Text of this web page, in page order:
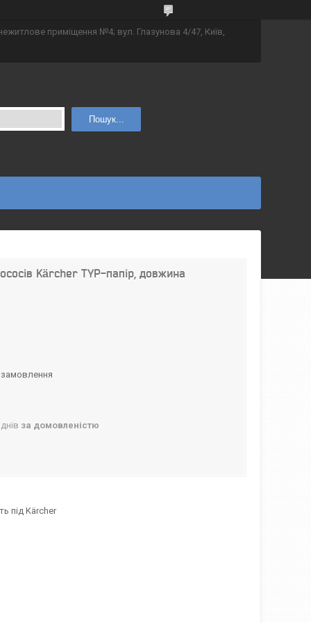
приміщення №4; вул. Глазунова 4/47, Київ,
Пошук...
Kärcher TYP-папір, довжина
за домовленістю
під Kärcher